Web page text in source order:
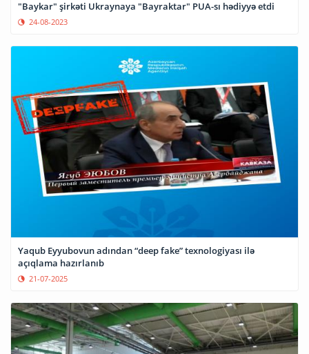
"Baykar" şirkəti Ukraynaya "Bayraktar" PUA-sı hədiyyə etdi
24-08-2023
Yaqub Eyyubovun adından “deep fake” texnologiyası ilə
açıqlama hazırlanıb
21-07-2025